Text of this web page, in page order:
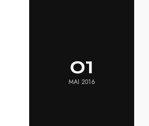
01
MAI 2016